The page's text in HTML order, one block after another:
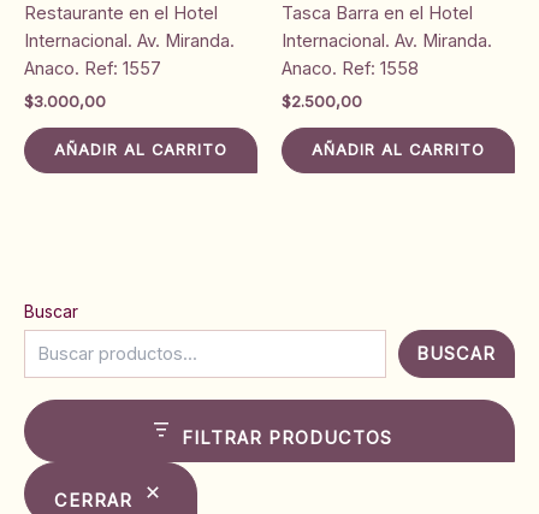
Restaurante en el Hotel
Internacional. Av. Miranda.
Anaco. Ref: 1557
$3.000,00
AÑADIR AL CARRITO
Tasca Barra en el Hotel
Internacional. Av. Miranda.
Anaco. Ref: 1558
$2.500,00
AÑADIR AL CARRITO
Buscar
BUSCAR
FILTRAR PRODUCTOS
CERRAR